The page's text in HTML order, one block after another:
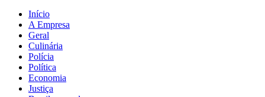
Início
A Empresa
Geral
Culinária
Polícia
Política
Economia
Justiça